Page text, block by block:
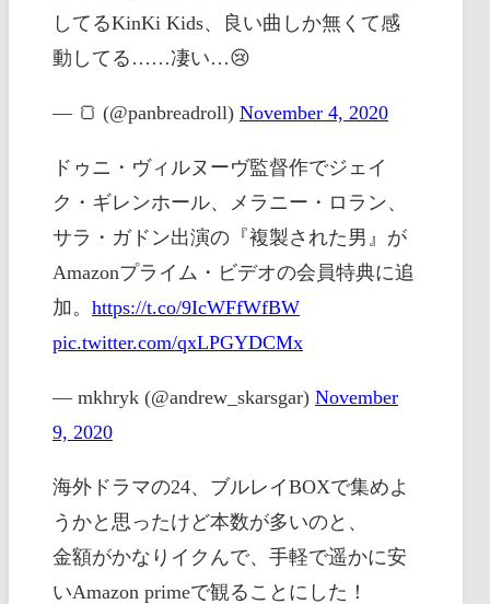
してるKinKi Kids、良い曲しか無くて感
動してる……凄い…😢
— 🍞 (@panbreadroll) November 4, 2020
ドゥニ・ヴィルヌーヴ監督作でジェイ
ク・ギレンホール、メラニー・ロラン、
サラ・ガドン出演の『複製された男』が
Amazonプライム・ビデオの会員特典に追
加。 https://t.co/9IcWFfWfBW
pic.twitter.com/qxLPGYDCMx
— mkhryk (@andrew_skarsgar) November
9, 2020
海外ドラマの24、ブルレイBOXで集めよ
うかと思ったけど本数が多いのと、
金額がかなりイクんで、手軽で遥かに安
いAmazon primeで観ることにした！